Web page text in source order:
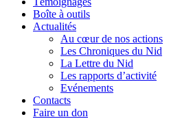
Boîte à outils
Actualités
Au cœur de nos actions
Les Chroniques du Nid
La Lettre du Nid
Les rapports d’activité
Evénements
Contacts
Faire un don